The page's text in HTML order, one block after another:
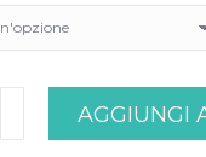
AGGIUNGI